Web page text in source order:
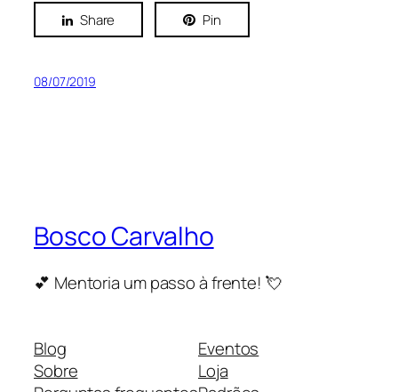
Share Pin
08/07/2019
Bosco Carvalho
💕 Mentoria um passo à frente! 💘
Blog
Sobre
Eventos
Loja